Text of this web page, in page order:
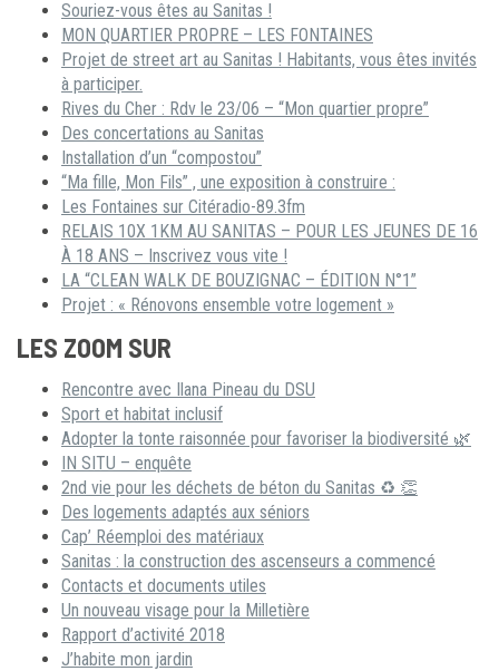
Souriez-vous êtes au Sanitas !
MON QUARTIER PROPRE – LES FONTAINES
Projet de street art au Sanitas ! Habitants, vous êtes invités
à participer.
Rives du Cher : Rdv le 23/06 – “Mon quartier propre”
Des concertations au Sanitas
Installation d’un “compostou”
“Ma fille, Mon Fils” , une exposition à construire :
Les Fontaines sur Citéradio-89.3fm
RELAIS 10X 1KM AU SANITAS – POUR LES JEUNES DE 16
À 18 ANS – Inscrivez vous vite !
LA “CLEAN WALK DE BOUZIGNAC – ÉDITION N°1”
Projet : « Rénovons ensemble votre logement »
LES ZOOM SUR
Rencontre avec Ilana Pineau du DSU
Sport et habitat inclusif
Adopter la tonte raisonnée pour favoriser la biodiversité 🌿
IN SITU – enquête
2nd vie pour les déchets de béton du Sanitas ♻ 👏
Des logements adaptés aux séniors
Cap’ Réemploi des matériaux
Sanitas : la construction des ascenseurs a commencé
Contacts et documents utiles
Un nouveau visage pour la Milletière
Rapport d’activité 2018
J’habite mon jardin